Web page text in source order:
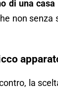
di una casa
non
la